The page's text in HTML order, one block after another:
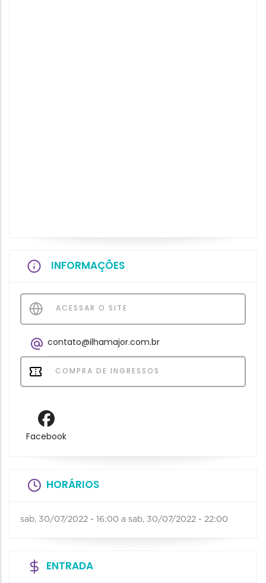
INFORMAÇÕES
ACESSAR O SITE
contato@ilhamajor.com.br
COMPRA DE INGRESSOS
Facebook
HORÁRIOS
sab, 30/07/2022 - 16:00 a sab, 30/07/2022 - 22:00
ENTRADA